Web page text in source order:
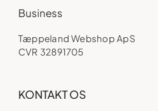
Business
Tæppeland Webshop ApS
CVR 32891705
KONTAKT OS